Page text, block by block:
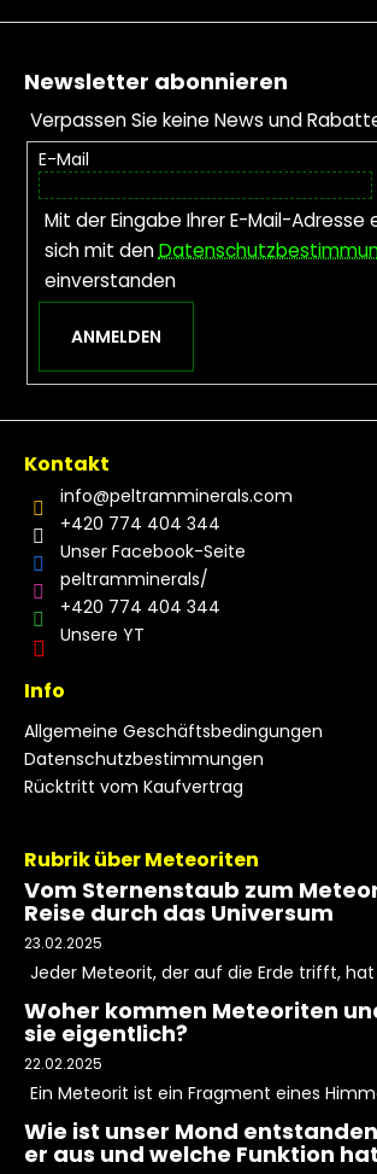
Fußzeile
Newsletter abonnieren
Verpassen Sie keine News und
E-Mail
Mit der Eingabe Ihrer E-Mail-Adresse
sich mit den
einverstanden
ANMELDEN
Kontakt
info@peltramminerals.com
+420 774 404 344
Unser Facebook-Seite
peltramminerals/
+420 774 404 344
Unsere YT
Info
Allgemeine Geschäftsbedingungen
Datenschutzbestimmungen
Rücktritt vom Kaufvertrag
Rubrik über Meteoriten
Vom Sternenstaub zum
Reise durch das Universum
23.02.2025
Jeder Meteorit, der auf die Erde trifft, hat
Woher kommen Meteoriten
sie eigentlich?
22.02.2025
Ein Meteorit ist ein Fragment eines
Wie ist unser Mond
er aus und welche Funktion